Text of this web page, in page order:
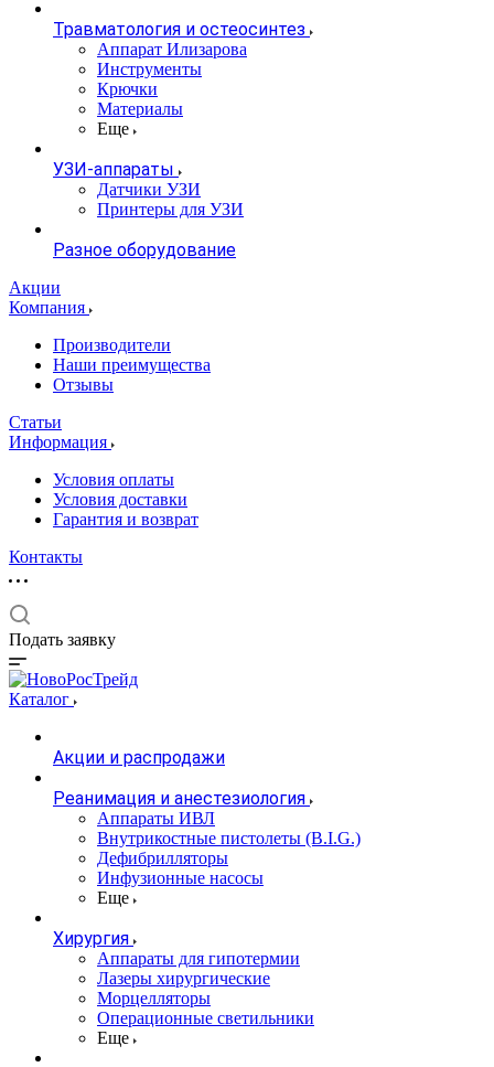
Травматология и остеосинтез
Аппарат Илизарова
Инструменты
Крючки
Материалы
Еще
УЗИ-аппараты
Датчики УЗИ
Принтеры для УЗИ
Разное оборудование
Акции
Компания
Производители
Наши преимущества
Отзывы
Статьи
Информация
Условия оплаты
Условия доставки
Гарантия и возврат
Контакты
Подать заявку
Каталог
Акции и распродажи
Реанимация и анестезиология
Аппараты ИВЛ
Внутрикостные пистолеты (B.I.G.)
Дефибрилляторы
Инфузионные насосы
Еще
Хирургия
Аппараты для гипотермии
Лазеры хирургические
Морцелляторы
Операционные светильники
Еще